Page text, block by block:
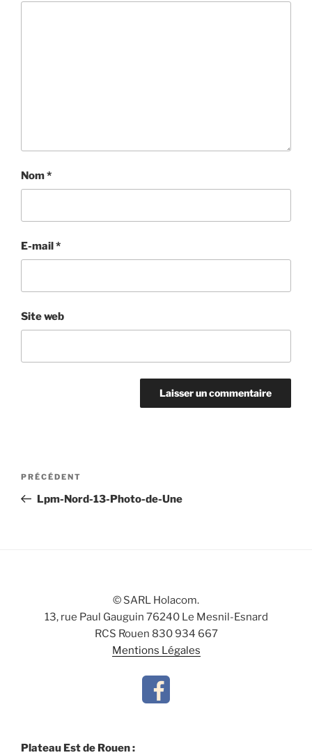
Nom*
E-mail*
Site web
Navigation
l’article
Article
précédent
PRÉCÉDENT
Lpm-Nord-13-Photo-de-Une
© SARL Holacom.
13, rue Paul Gauguin 76240 Le Mesnil-Esnard
RCS Rouen 830 934 667
Mentions Légales
Plateau Est de Rouen :